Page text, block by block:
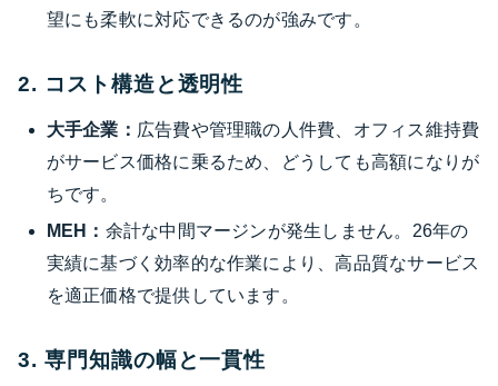
望にも柔軟に対応できるのが強みです。
2. コスト構造と透明性
大手企業： 広告費や管理職の人件費、オフィス維持費
がサービス価格に乗るため、どうしても高額になりが
ちです。
MEH： 余計な中間マージンが発生しません。26年の
実績に基づく効率的な作業により、高品質なサービス
を適正価格で提供しています。
3. 専門知識の幅と一貫性